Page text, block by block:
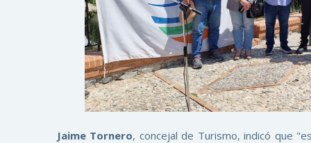
Jaime Tornero, concejal de Turismo, indicó que